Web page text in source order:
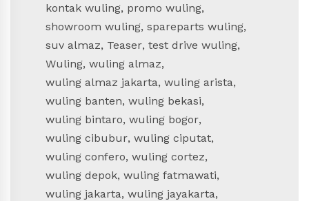
kontak wuling, promo wuling,
showroom wuling, spareparts wuling,
suv almaz, Teaser, test drive wuling,
Wuling, wuling almaz,
wuling almaz jakarta, wuling arista,
wuling banten, wuling bekasi,
wuling bintaro, wuling bogor,
wuling cibubur, wuling ciputat,
wuling confero, wuling cortez,
wuling depok, wuling fatmawati,
wuling jakarta, wuling jayakarta,